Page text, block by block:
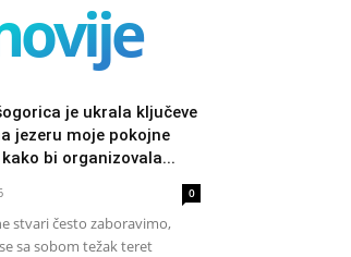
je ukrala ključeve
jezeru moje pokojne
bi organizovala...
0
stvari često zaboravimo,
sa sobom težak teret